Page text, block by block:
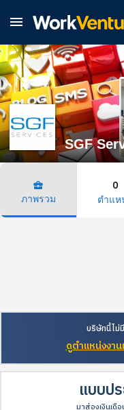

SGF
business_center
ภาพรวม
0
ตำแห
บริษัทนี้ไม่
ดูตำแหน่งงา
แบบป
มาส่องเงินเดื